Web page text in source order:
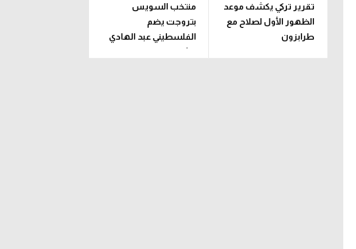
تقرير تركي يكشف موعد
الظهور الأول لصلاح مع
طرابزون
منتخب السويس
بتروجت يضم
الفلسطيني عبد الهادي
راشد